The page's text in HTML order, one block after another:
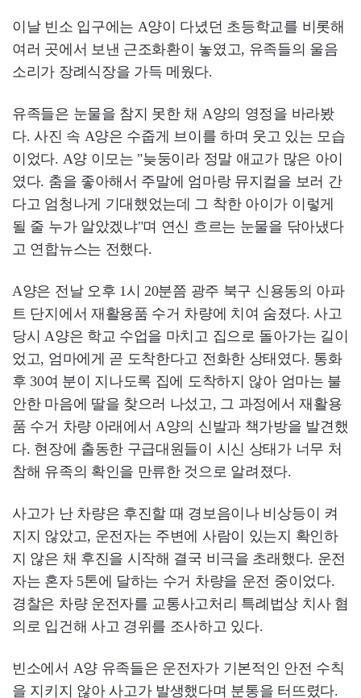
이날 빈소 입구에는 A양이 다녔던 초등학교를 비롯해
여러 곳에서 보낸 근조화환이 놓였고, 유족들의 울음
소리가 장례식장을 가득 메웠다.
유족들은 눈물을 참지 못한 채 A양의 영정을 바라봤
다. 사진 속 A양은 수줍게 브이를 하며 웃고 있는 모습
이었다. A양 이모는 "늦둥이라 정말 애교가 많은 아이
였다. 춤을 좋아해서 주말에 엄마랑 뮤지컬을 보러 간
다고 엄청나게 기대했었는데 그 착한 아이가 이렇게
될 줄 누가 알았겠냐"며 연신 흐르는 눈물을 닦아냈다
고 연합뉴스는 전했다.
A양은 전날 오후 1시 20분쯤 광주 북구 신용동의 아파
트 단지에서 재활용품 수거 차량에 치여 숨졌다. 사고
당시 A양은 학교 수업을 마치고 집으로 돌아가는 길이
었고, 엄마에게 곧 도착한다고 전화한 상태였다. 통화
후 30여 분이 지나도록 집에 도착하지 않아 엄마는 불
안한 마음에 딸을 찾으러 나섰고, 그 과정에서 재활용
품 수거 차량 아래에서 A양의 신발과 책가방을 발견했
다. 현장에 출동한 구급대원들이 시신 상태가 너무 처
참해 유족의 확인을 만류한 것으로 알려졌다.
사고가 난 차량은 후진할 때 경보음이나 비상등이 켜
지지 않았고, 운전자는 주변에 사람이 있는지 확인하
지 않은 채 후진을 시작해 결국 비극을 초래했다. 운전
자는 혼자 5톤에 달하는 수거 차량을 운전 중이었다.
경찰은 차량 운전자를 교통사고처리 특례법상 치사 혐
의로 입건해 사고 경위를 조사하고 있다.
빈소에서 A양 유족들은 운전자가 기본적인 안전 수칙
을 지키지 않아 사고가 발생했다며 분통을 터뜨렸다.